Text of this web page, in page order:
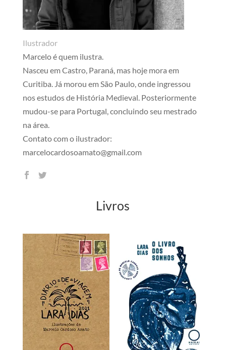
Ilustrador
Marcelo é quem ilustra.
Nasceu em Castro, Paraná, mas hoje mora em
Curitiba. Já morou em São Paulo, onde ingressou
nos estudos de História Medieval. Posteriormente
mudou-se para Portugal, concluindo seu mestrado
na área.
Contato com o ilustrador:
marcelocardosoamato@gmail.com
Livros